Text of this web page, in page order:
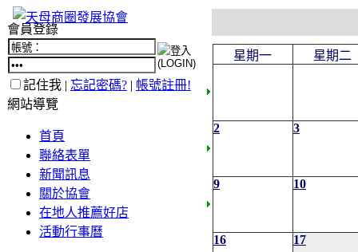
會員登錄
記住我 | 忘記密碼? | 帳號註冊!
網站導覽
首頁
聯絡表單
新聞訊息
關於協會
在地人推薦好店
活動行事曆
星期一 星期二
2 3
9 10
16 17